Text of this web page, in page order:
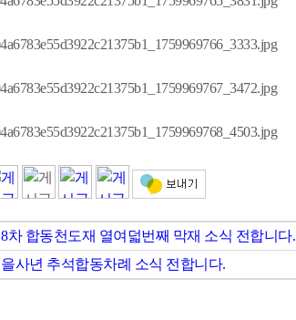
8차 합동천도재 열여덟번째 막재 소식 전합니다.
을사년 추석합동차례 소식 전합니다.